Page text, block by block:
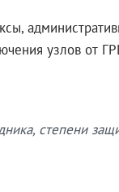
узлов от
степени